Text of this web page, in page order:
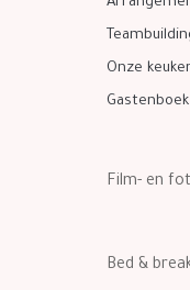
Onze
Gastenboek
Film- en
Bed &